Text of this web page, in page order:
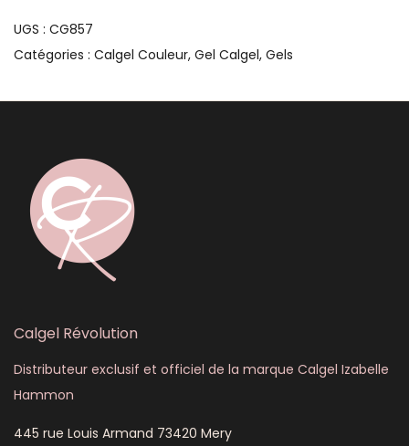
UGS : CG857
Catégories : Calgel Couleur, Gel Calgel, Gels
Calgel Révolution
Distributeur exclusif et officiel de la marque Calgel Izabelle
Hammon
445 rue Louis Armand 73420 Mery